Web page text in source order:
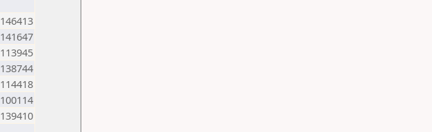
146413
141647
113945
138744
114418
100114
139410